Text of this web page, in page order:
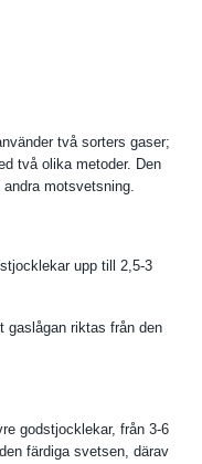
två sorters gaser;
två olika metoder. Den
motsvetsning.
upp till 2,5-3
gaslågan riktas från den
godstjocklekar, från 3-6
färdiga svetsen, därav